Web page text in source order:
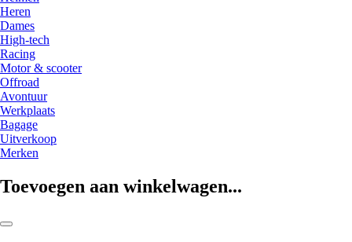
Heren
Dames
High-tech
Racing
Motor & scooter
Offroad
Avontuur
Werkplaats
Bagage
Uitverkoop
Merken
Toevoegen aan winkelwagen...